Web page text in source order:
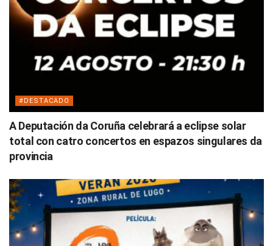
#DESTACADO
A Deputación da Coruña celebrará a eclipse solar
total con catro concertos en espazos singulares da
provincia